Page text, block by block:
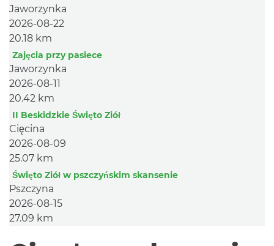
Jaworzynka
2026-08-22
20.18 km
Zajęcia przy pasiece
Jaworzynka
2026-08-11
20.42 km
II Beskidzkie Święto Ziół
Cięcina
2026-08-09
25.07 km
Święto Ziół w pszczyńskim skansenie
Pszczyna
2026-08-15
27.09 km